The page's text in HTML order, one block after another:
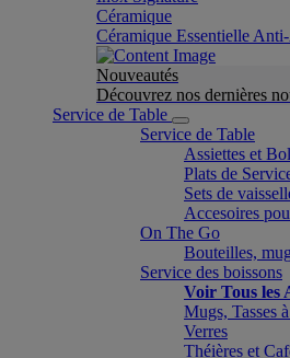
Céramique
Céramique Essentielle
Nouveautés
Découvrez nos dernières
Service de Table
Service de Table
Assiettes et
Plats de
Sets de
Accesoires
On The Go
Bouteilles,
Service des boissons
Voir Tous les
Mugs, Tasses
Verres
Théières et